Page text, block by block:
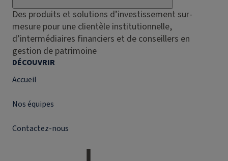
Des produits et solutions d’investissement sur-
mesure pour une clientèle institutionnelle,
d’intermédiaires financiers et de conseillers en
gestion de patrimoine
DÉCOUVRIR
Accueil
Nos équipes
Contactez-nous